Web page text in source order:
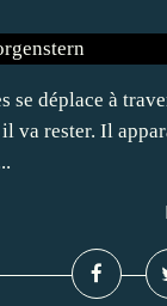
déplace à
va rester. Il